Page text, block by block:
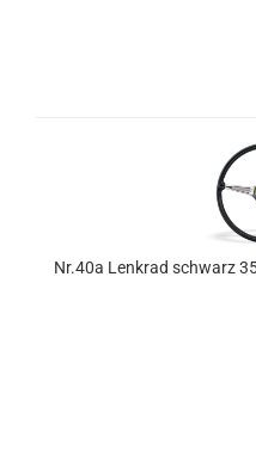
Nr.40a Lenkrad schwarz